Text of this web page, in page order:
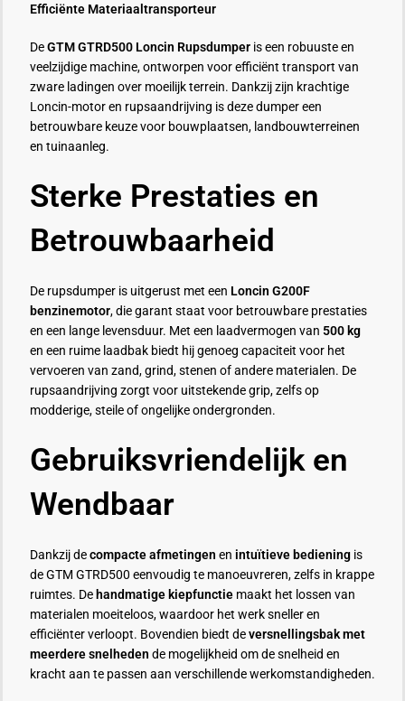
Efficiënte Materiaaltransporteur
DeGTM GTRD500 Loncin Rupsdumper is een robuuste en
veelzijdige machine, ontworpen voor efficiënt transport van
zware ladingen over moeilijk terrein. Dankzij zijn krachtige
Loncin-motor en rupsaandrijving is deze dumper een
betrouwbare keuze voor bouwplaatsen, landbouwterreinen
en tuinaanleg.
Sterke Prestaties en
Betrouwbaarheid
De rupsdumper is uitgerust met een Loncin G200F
benzinemotor, die garant staat voor betrouwbare prestaties
en een lange levensduur. Met een laadvermogen van 500 kg
en een ruime laadbak biedt hij genoeg capaciteit voor het
vervoeren van zand, grind, stenen of andere materialen. De
rupsaandrijving zorgt voor uitstekende grip, zelfs op
modderige, steile of ongelijke ondergronden.
Gebruiksvriendelijk en
Wendbaar
Dankzij decompacte afmetingen en intuïtieve bediening is
de GTM GTRD500 eenvoudig te manoeuvreren, zelfs in krappe
ruimtes. De handmatige kiepfunctie maakt het lossen van
materialen moeiteloos, waardoor het werk sneller en
efficiënter verloopt. Bovendien biedt deversnellingsbak met
meerdere snelheden de mogelijkheid om de snelheid en
kracht aan te passen aan verschillende werkomstandigheden.